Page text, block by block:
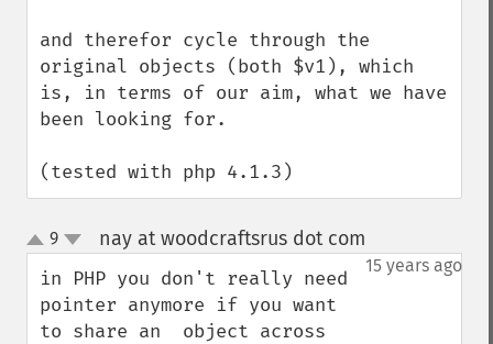
and therefor cycle through the
original objects (both $v1), which
is, in terms of our aim, what we have
been looking for.
(tested with php 4.1.3)
up
down
9 nay at woodcraftsrus dot com
15 years ago
in PHP you don't really need
pointer anymore if you want
to share an  object across